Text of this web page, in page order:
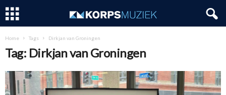
Home Tags Dirkjan van Groningen
Tag: Dirkjan van Groningen